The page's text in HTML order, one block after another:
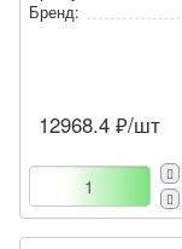
Бренд:
12968.4 ₽/шт